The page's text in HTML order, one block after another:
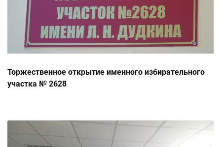
Торжественное открытие именного избирательного
участка № 2628